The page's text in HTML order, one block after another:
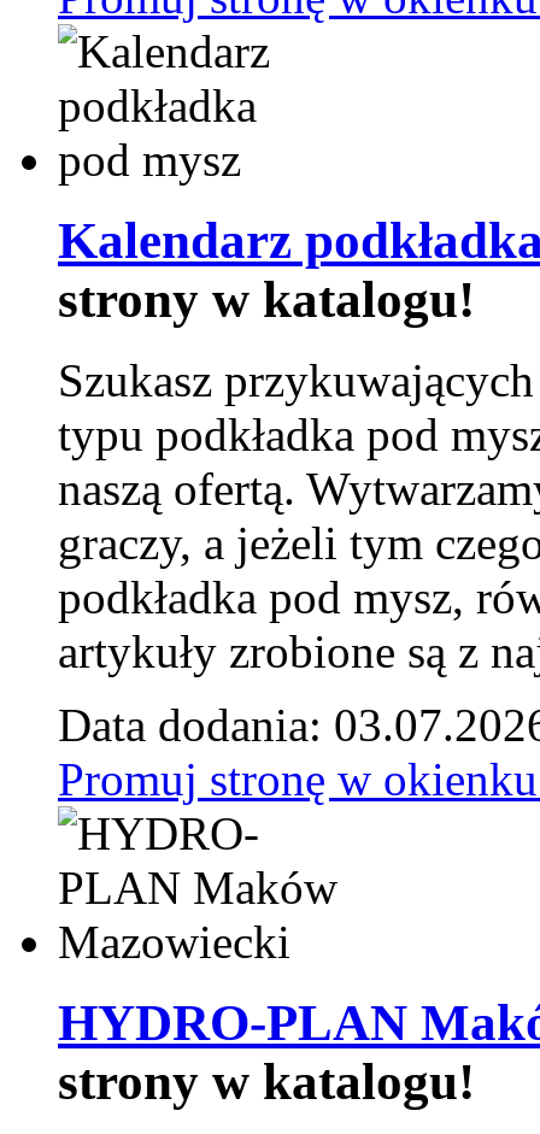
Kalendarz
strony w katalogu!
Szukasz
typu podkładka pod
naszą ofertą.
graczy, a jeżeli tym
podkładka pod mysz,
artykuły zrobione są z
Data dodania:
Promuj stronę w
HYDRO-PLAN
strony w katalogu!